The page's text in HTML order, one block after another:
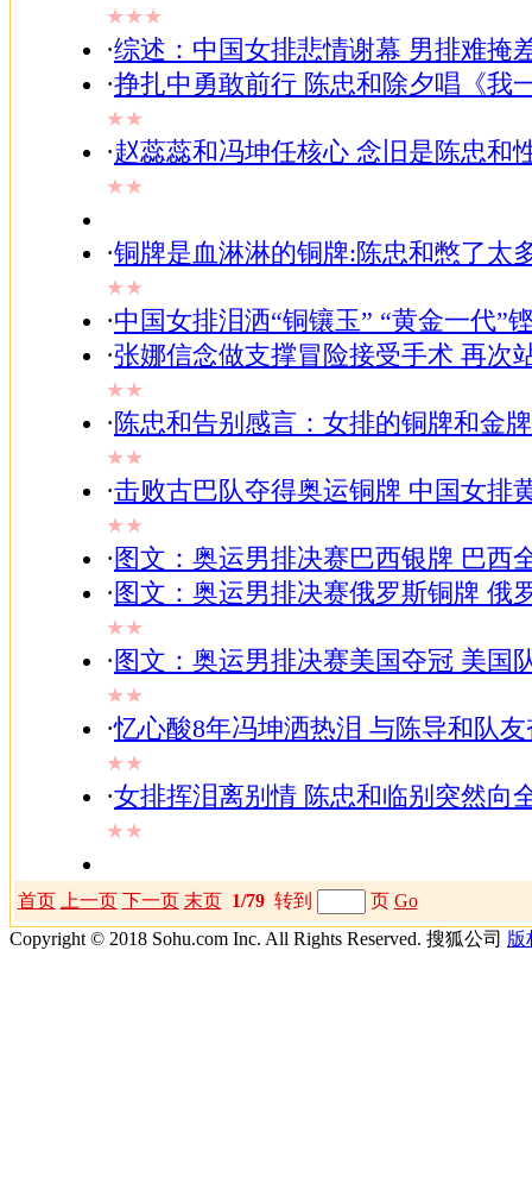
★★★
·综述：中国女排悲情谢幕 男排难掩
·挣扎中勇敢前行 陈忠和除夕唱《我
★★
·赵蕊蕊和冯坤任核心 念旧是陈忠和
★★
·铜牌是血淋淋的铜牌:陈忠和憋了太
★★
·中国女排泪洒“铜镶玉” “黄金一代”
·张娜信念做支撑冒险接受手术 再次
★★
· 陈忠和告别感言：女排的铜牌和金
★★
·击败古巴队夺得奥运铜牌 中国女排
★★
· 图文：奥运男排决赛巴西银牌 巴西
· 图文：奥运男排决赛俄罗斯铜牌 俄
★★
· 图文：奥运男排决赛美国夺冠 美国
★★
·忆心酸8年冯坤洒热泪 与陈导和队
★★
·女排挥泪离别情 陈忠和临别突然向
★★
首页 上一页 下一页 末页 1/79转到 页 Go
Copyright © 2018 Sohu.com Inc. All Rights Reserved. 搜狐公司 版